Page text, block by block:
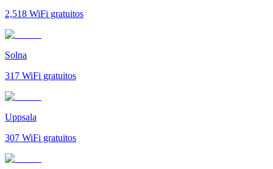
2,518 WiFi gratuitos
Solna
317 WiFi gratuitos
Uppsala
307 WiFi gratuitos